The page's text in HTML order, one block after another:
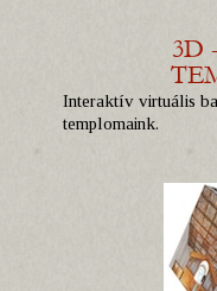
Interaktív virtuális
templomaink.